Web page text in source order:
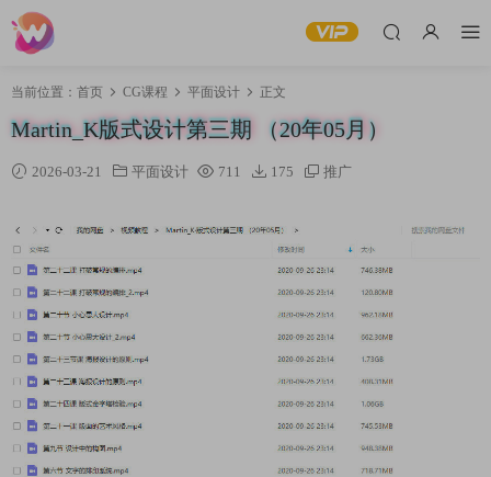
当前位置： 首页 CG课程 平面设计 正文
Martin_K版式设计第三期 （20年05月）
2026-03-21 平面设计 711 175 推广